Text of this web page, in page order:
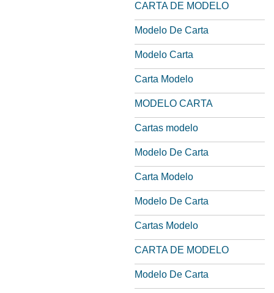
CARTA DE MODELO
Modelo De Carta
Modelo Carta
Carta Modelo
MODELO CARTA
Cartas modelo
Modelo De Carta
Carta Modelo
Modelo De Carta
Cartas Modelo
CARTA DE MODELO
Modelo De Carta